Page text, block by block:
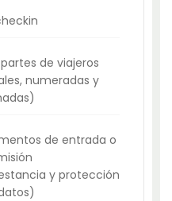
de viajeros
numeradas y
de entrada o
y protección